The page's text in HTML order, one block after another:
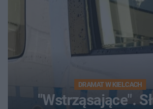
DRAMAT W KIELCACH
"Wstrząsające".